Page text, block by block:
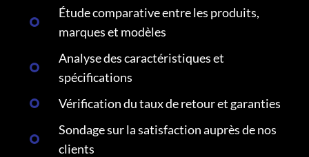
Étude comparative entre les produits,
marques et modèles
Analyse des caractéristiques et
spécifications
Vérification du taux de retour et garanties
Sondage sur la satisfaction auprès de nos
clients